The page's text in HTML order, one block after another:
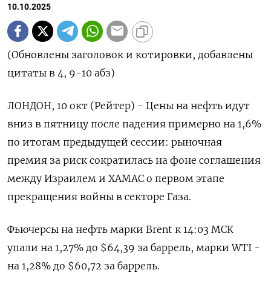
10.10.2025
(Обновлены заголовок и котировки, добавлены
цитаты в 4, 9-10 абз)
ЛОНДОН, 10 окт (Рейтер) - Цены на нефть идут
вниз в пятницу после падения примерно на 1,6%
по итогам предыдущей сессии: рыночная
премия за риск сократилась на фоне соглашения
между Израилем и ХАМАС о первом этапе
прекращения войны в секторе Газа.
Фьючерсы на нефть марки Brent к 14:03 МСК
упали на 1,27% до $64,39 за баррель, марки WTI -
на 1,28% до $60,72 за баррель.